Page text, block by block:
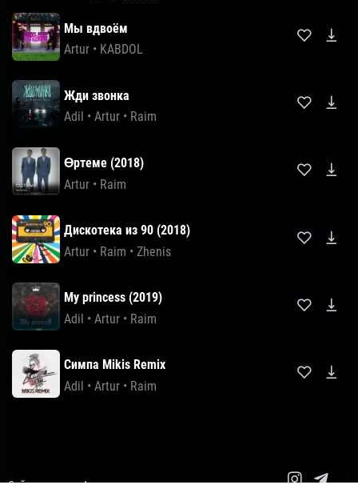
Мы вдвоём
Artur • KABDOL
Жди звонка
Adil • Artur • Raim
Өртеме (2018)
Artur • Raim
Дискотека из 90 (2018)
Artur • Raim • Zhenis
My princess (2019)
Adil • Artur • Raim
Симпа Mikis Remix
Adil • Artur • Raim
Сайт картасы
Авторлық құқықтар